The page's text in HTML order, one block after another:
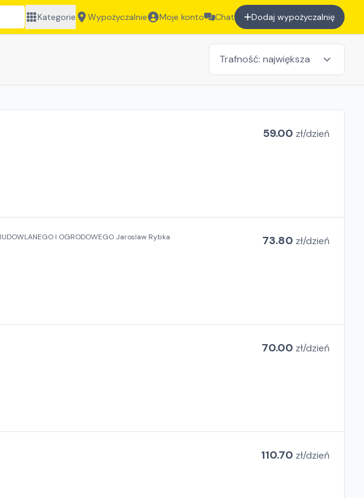
Kategorie Wypożyczalnie Moje konto Chat Dodaj wypożyczalnię
59.00 zł/dzień
I OGRODOWEGO Jaroslaw Rybka 73.80 zł/dzień
70.00 zł/dzień
110.70 zł/dzień